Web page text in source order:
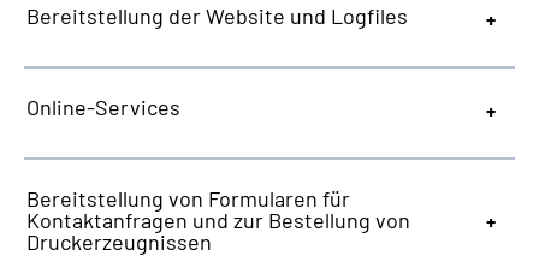
Bereitstellung derWebsite und Logfiles
Online-Services
Bereitstellung von Formularen für
Kontaktanfragen und zur Bestellung von
Druckerzeugnissen